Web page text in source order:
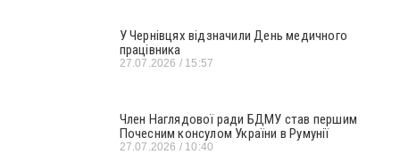
У Чернівцях відзначили День медичного
працівника
27.07.2026 15:57
Член Наглядової ради БДМУ став першим
Почесним консулом України в Румунії
27.07.2026 10:40